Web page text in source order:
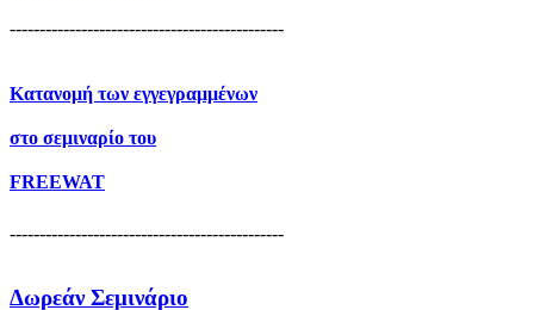
----------------------------------------------
Κατανομή των εγγεγραμμένων
στο σεμιναρίο του
FREEWAT
----------------------------------------------
Δωρεάν Σεμινάριο